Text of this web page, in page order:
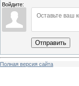
Войдите:
Отправить
Полная версия сайта